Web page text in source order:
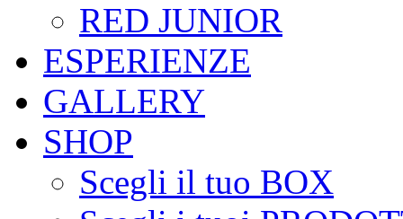
RED JUNIOR
ESPERIENZE
GALLERY
SHOP
Scegli il tuo BOX